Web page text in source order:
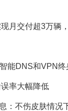
月交付超3万辆
能DNS和VPN
率大幅降低
：不伤皮肤情况